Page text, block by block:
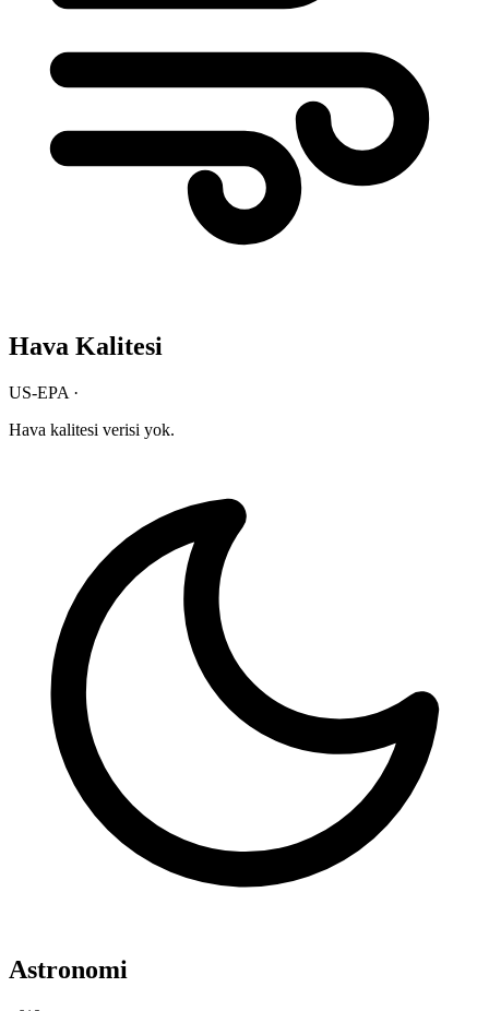
Hava Kalitesi
US-EPA ·
Hava kalitesi verisi yok.
Astronomi